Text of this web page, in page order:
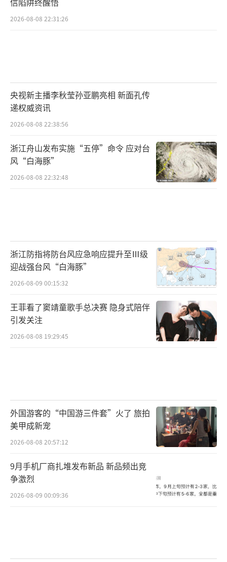
2026-08-08 22:31:26
央视新主播李秋莹孙亚鹏亮相 新面孔传
递权威资讯
2026-08-08 22:38:56
浙江舟山发布实施“五停”命令 应对台
风“白海豚”
2026-08-08 22:32:48
浙江防指将防台风应急响应提升至Ⅲ级
迎战强台风“白海豚”
2026-08-09 00:15:32
王菲看了窦靖童歌手总决赛 隐身式陪伴
引发关注
2026-08-08 19:29:45
外国游客的“中国游三件套”火了 旅拍
美甲成新宠
2026-08-08 20:57:12
9月手机厂商扎堆发布新品 新品频出竞
争激烈
2026-08-09 00:09:36